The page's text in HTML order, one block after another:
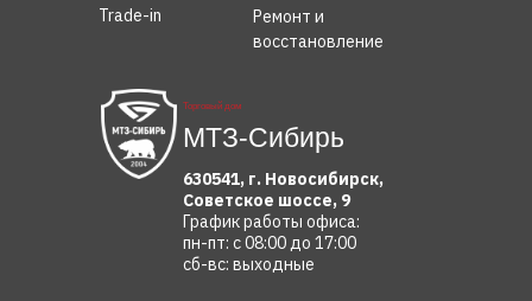
Торговый дом
МТЗ-Сибирь
Trade-in
Ремонт и
восстановление
630541, г. Новосибирск,
Советское шоссе, 9
График работы офиса:
пн-пт: с 08:00 до 17:00
сб-вс: выходные